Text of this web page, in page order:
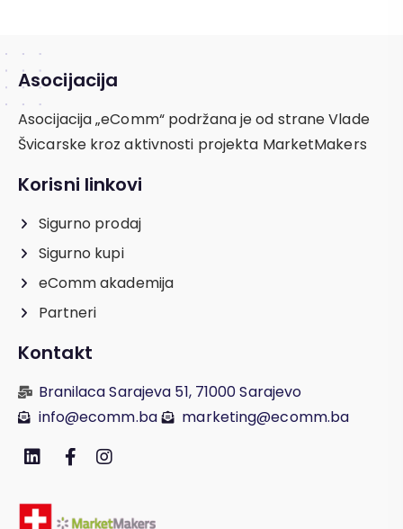
Asocijacija
Asocijacija „eComm“ podržana je od strane Vlade
Švicarske kroz aktivnosti projekta MarketMakers
Korisni linkovi
Sigurno prodaj
Sigurno kupi
eComm akademija
Partneri
Kontakt
Branilaca Sarajeva 51, 71000 Sarajevo
info@ecomm.ba
marketing@ecomm.ba